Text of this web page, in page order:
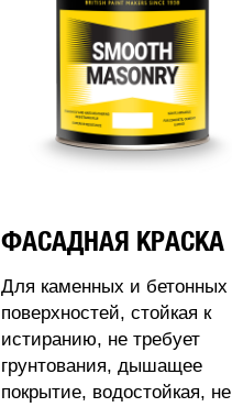
ФАСАДНАЯ КРАСКА
Для каменных и бетонных
поверхностей, стойкая к
истиранию, не требует
грунтования, дышащее
покрытие, водостойкая, не